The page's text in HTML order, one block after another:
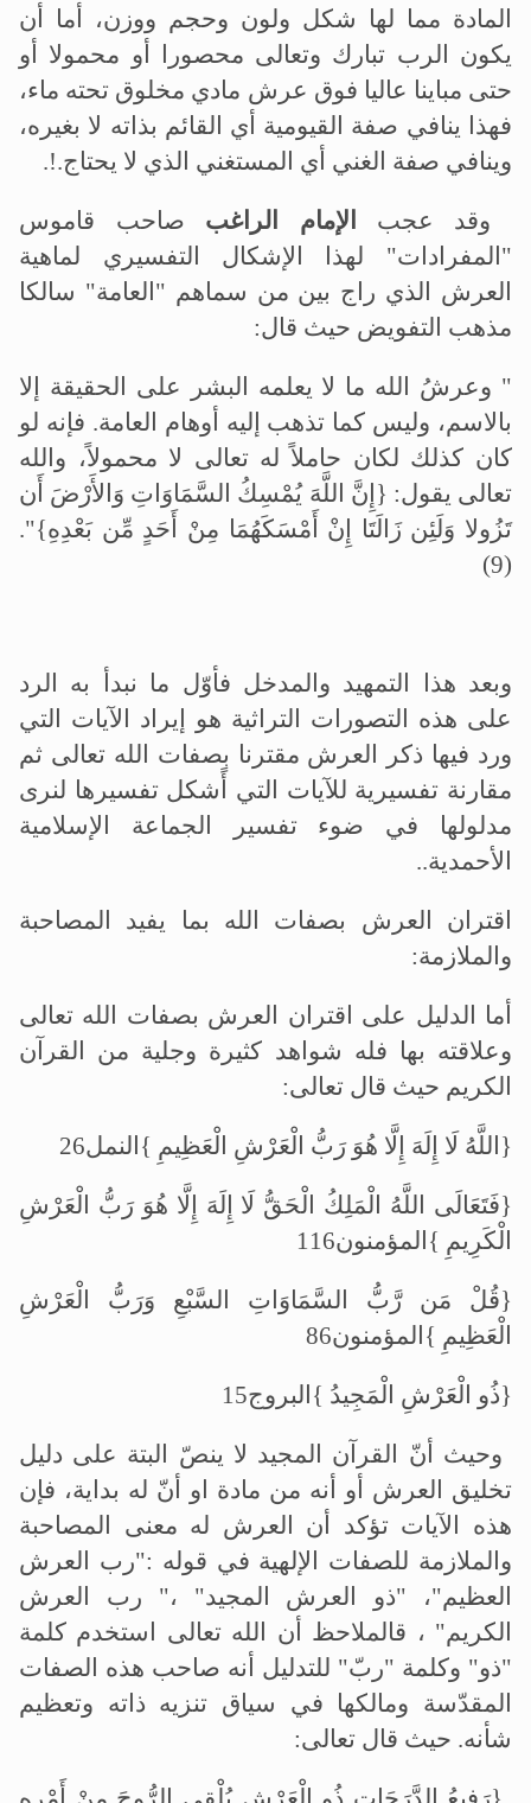
المادة مما لها شكل ولون وحجم ووزن، أما أن
يكون الرب تبارك وتعالى محصورا أو محمولا أو
حتى مباينا عاليا فوق عرش مادي مخلوق تحته ماء،
فهذا ينافي صفة القيومية أي القائم بذاته لا بغيره،
وينافي صفة الغني أي المستغني الذي لا يحتاج.!.
وقد عجب الإمام الراغب صاحب قاموس
"المفرادات" لهذا الإشكال التفسيري لماهية
العرش الذي راج بين من سماهم "العامة" سالكا
مذهب التفويض حيث قال:
" وعرشُ الله ما لا يعلمه البشر على الحقيقة إلا
بالاسم، وليس كما تذهب إليه أوهام العامة. فإنه لو
كان كذلك لكان حاملاً له تعالى لا محمولاً، والله
تعالى يقول: {إِنَّ اللَّهَ يُمْسِكُ السَّمَاوَاتِ وَالأَرْضَ أَن
تَزُولا وَلَئِن زَالَتَا إِنْ أَمْسَكَهُمَا مِنْ أَحَدٍ مِّن بَعْدِهِ}."
(9)
وبعد هذا التمهيد والمدخل فأوّل ما نبدأ به الرد
على هذه التصورات التراثية هو إيراد الآيات التي
ورد فيها ذكر العرش مقترنا بصفات الله تعالى ثم
مقارنة تفسيرية للآيات التي أًشكل تفسيرها لنرى
مدلولها في ضوء تفسير الجماعة الإسلامية
الأحمدية..
اقتران العرش بصفات الله بما يفيد المصاحبة
والملازمة:
أما الدليل على اقتران العرش بصفات الله تعالى
وعلاقته بها فله شواهد كثيرة وجلية من القرآن
الكريم حيث قال تعالى:
{اللَّهُ لَا إِلَهَ إِلَّا هُوَ رَبُّ الْعَرْشِ الْعَظِيمِ }النمل26
{فَتَعَالَى اللَّهُ الْمَلِكُ الْحَقُّ لَا إِلَهَ إِلَّا هُوَ رَبُّ الْعَرْشِ
الْكَرِيمِ }المؤمنون116
{قُلْ مَن رَّبُّ السَّمَاوَاتِ السَّبْعِ وَرَبُّ الْعَرْشِ
الْعَظِيمِ }المؤمنون86
{ذُو الْعَرْشِ الْمَجِيدُ }البروج15
وحيث أنّ القرآن المجيد لا ينصّ البتة على دليل
تخليق العرش أو أنه من مادة او أنّ له بداية، فإن
هذه الآيات تؤكد أن العرش له معنى المصاحبة
والملازمة للصفات الإلهية في قوله :"رب العرش
العظيم"، "ذو العرش المجيد" ،" رب العرش
الكريم" ، قالملاحظ أن الله تعالى استخدم كلمة
"ذو" وكلمة "ربّ" للتدليل أنه صاحب هذه الصفات
المقدّسة ومالكها في سياق تنزيه ذاته وتعظيم
شأنه. حيث قال تعالى: